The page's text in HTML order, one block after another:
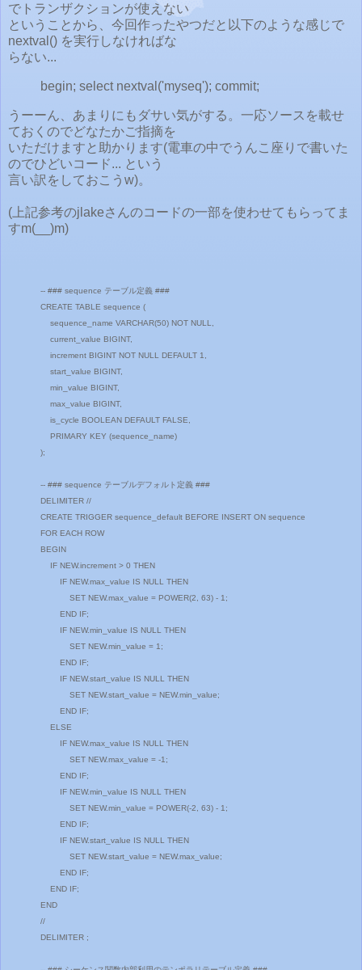
でトランザクションが使えない
ということから、今回作ったやつだと以下のような感じで
nextval() を実行しなければな
らない...
begin; select nextval('myseq'); commit;
うーーん、あまりにもダサい気がする。一応ソースを載せ
ておくのでどなたかご指摘を
いただけますと助かります(電車の中でうんこ座りで書いた
のでひどいコード... という
言い訳をしておこうw)。
(上記参考のjlakeさんのコードの一部を使わせてもらってま
すm(__)m)
-- ### sequence テーブル定義 ###
CREATE TABLE sequence (
sequence_name VARCHAR(50) NOT NULL,
current_value BIGINT,
increment BIGINT NOT NULL DEFAULT 1,
start_value BIGINT,
min_value BIGINT,
max_value BIGINT,
is_cycle BOOLEAN DEFAULT FALSE,
PRIMARY KEY (sequence_name)
);
-- ### sequence テーブルデフォルト定義 ###
DELIMITER //
CREATE TRIGGER sequence_default BEFORE INSERT ON sequence
FOR EACH ROW
BEGIN
IF NEW.increment > 0 THEN
IF NEW.max_value IS NULL THEN
SET NEW.max_value = POWER(2, 63) - 1;
END IF;
IF NEW.min_value IS NULL THEN
SET NEW.min_value = 1;
END IF;
IF NEW.start_value IS NULL THEN
SET NEW.start_value = NEW.min_value;
END IF;
ELSE
IF NEW.max_value IS NULL THEN
SET NEW.max_value = -1;
END IF;
IF NEW.min_value IS NULL THEN
SET NEW.min_value = POWER(-2, 63) - 1;
END IF;
IF NEW.start_value IS NULL THEN
SET NEW.start_value = NEW.max_value;
END IF;
END IF;
END
//
DELIMITER ;